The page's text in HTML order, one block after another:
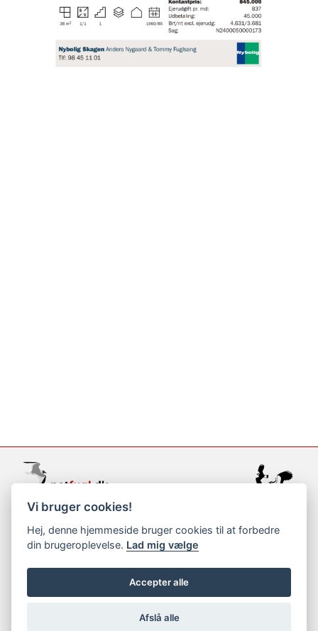
support@netfugl.dk
copyright © 2002-2023
Vi bruger cookies!
Hej, denne hjemmeside bruger cookies til at forbedre
din brugeroplevelse. Lad mig vælge
Accepter alle
Afslå alle